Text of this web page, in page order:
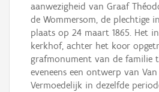
aanwezigheid van Graaf
de Wommersom, de plechtige
plaats op 24 maart 1865. Het
kerkhof, achter het koor
grafmonument van de familie
eveneens een ontwerp van
Vermoedelijk in dezelfde